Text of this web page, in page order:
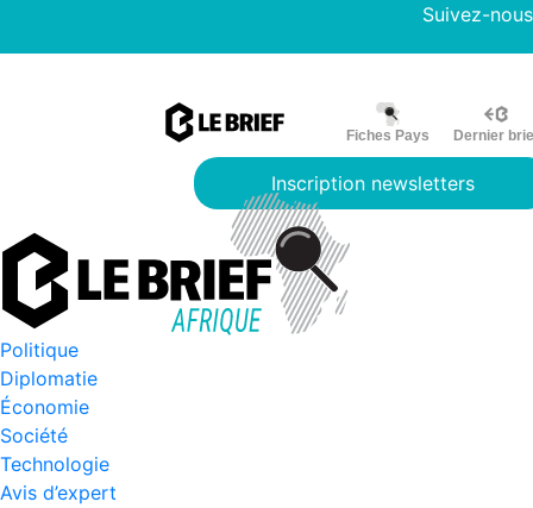
Suivez-nous
Fiches Pays Dernier
Inscription newsletters
Politique
Diplomatie
Économie
Société
Technologie
Avis d’expert